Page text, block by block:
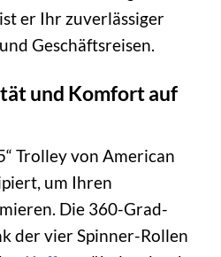
er Ihr zuverlässiger
Geschäftsreisen.
und Komfort auf
Trolley von American
um Ihren
Die 360-Grad-
der vier Spinner-Rollen